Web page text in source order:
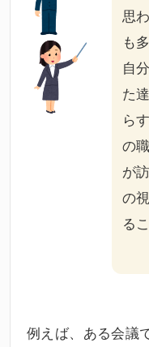
思
も
自
た
ら
の
が
の
る
例えば、ある会議